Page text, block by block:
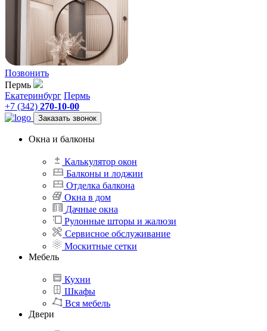
Позвонить
Пермь
Екатеринбург Пермь
+7 (342) 270-10-00
Заказать звонок
Окна и балконы
Калькулятор окон
Балконы и лоджии
Отделка балкона
Окна в дом
Дачные окна
Рулонные шторы и жалюзи
Сервисное обслуживание
Москитные сетки
Мебель
Кухни
Шкафы
Вся мебель
Двери